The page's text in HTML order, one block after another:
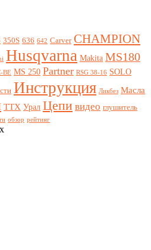
350S 636 642 Carver CHAMPION
Husqvarna Makita MS180
BE MS 250 Partner RSG 38-16 SOLO
Инструкция Ликбез Масла
ТТХ Урал Цепи видео глушитель
обзор рейтинг